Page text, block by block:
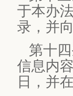
于本办
录，并
第十
信息内
日，并